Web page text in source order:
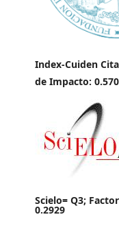
Index-Cuiden
de Impacto: 0.570
Scielo= Q3;
0.2929